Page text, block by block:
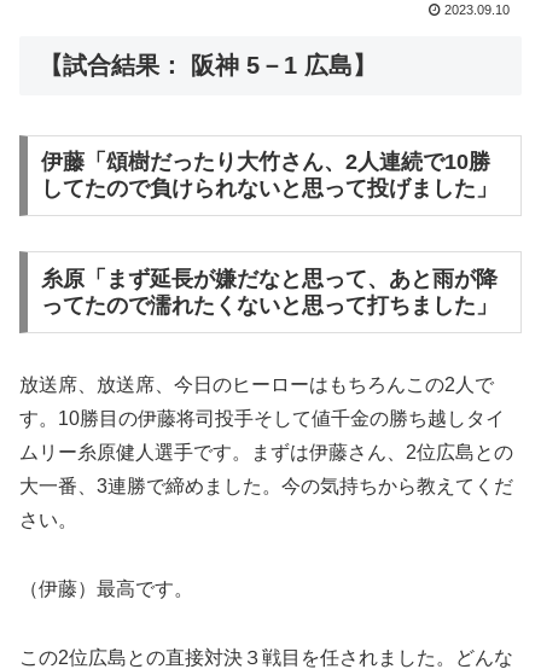
2023.09.10
【試合結果： 阪神 5－1 広島】
伊藤「頌樹だったり大竹さん、2人連続で10勝
してたので負けられないと思って投げました」
糸原「まず延長が嫌だなと思って、あと雨が降
ってたので濡れたくないと思って打ちました」
放送席、放送席、今日のヒーローはもちろんこの2人で
す。10勝目の伊藤将司投手そして値千金の勝ち越しタイ
ムリー糸原健人選手です。まずは伊藤さん、2位広島との
大一番、3連勝で締めました。今の気持ちから教えてくだ
さい。
（伊藤）最高です。
この2位広島との直接対決３戦目を任されました。どんな